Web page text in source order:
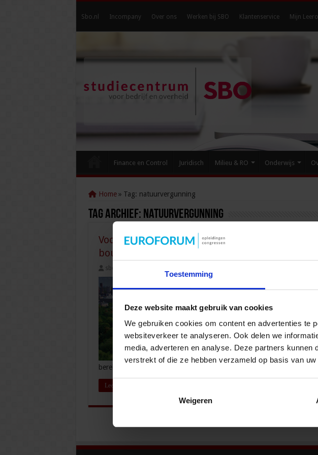
Toestemming
Deze website maakt gebruik van cookies
We gebruiken cookies om content en advertenties te
websiteverkeer te analyseren. Ook delen we
media, adverteren en analyse. Deze partners
verstrekt of die ze hebben verzameld op basis van
Weigeren
Sbo.nl Incompany Over ons Werken bij SBO Klantenservice Mijn
Finance en Control Juridisch Milieu & RO Onderwijs
Home » Tag: natuurvergunning
Tag Archief: natuurvergunning
Voorkom vertraging door de natuurvergunning
bouwprojecten
sbo
berekenen of
denkt hierbij aan
berekenen.
tijdrovend,
vertragen. Dit
voorkomen. Het
berekening snel en correct …
Lees verder »